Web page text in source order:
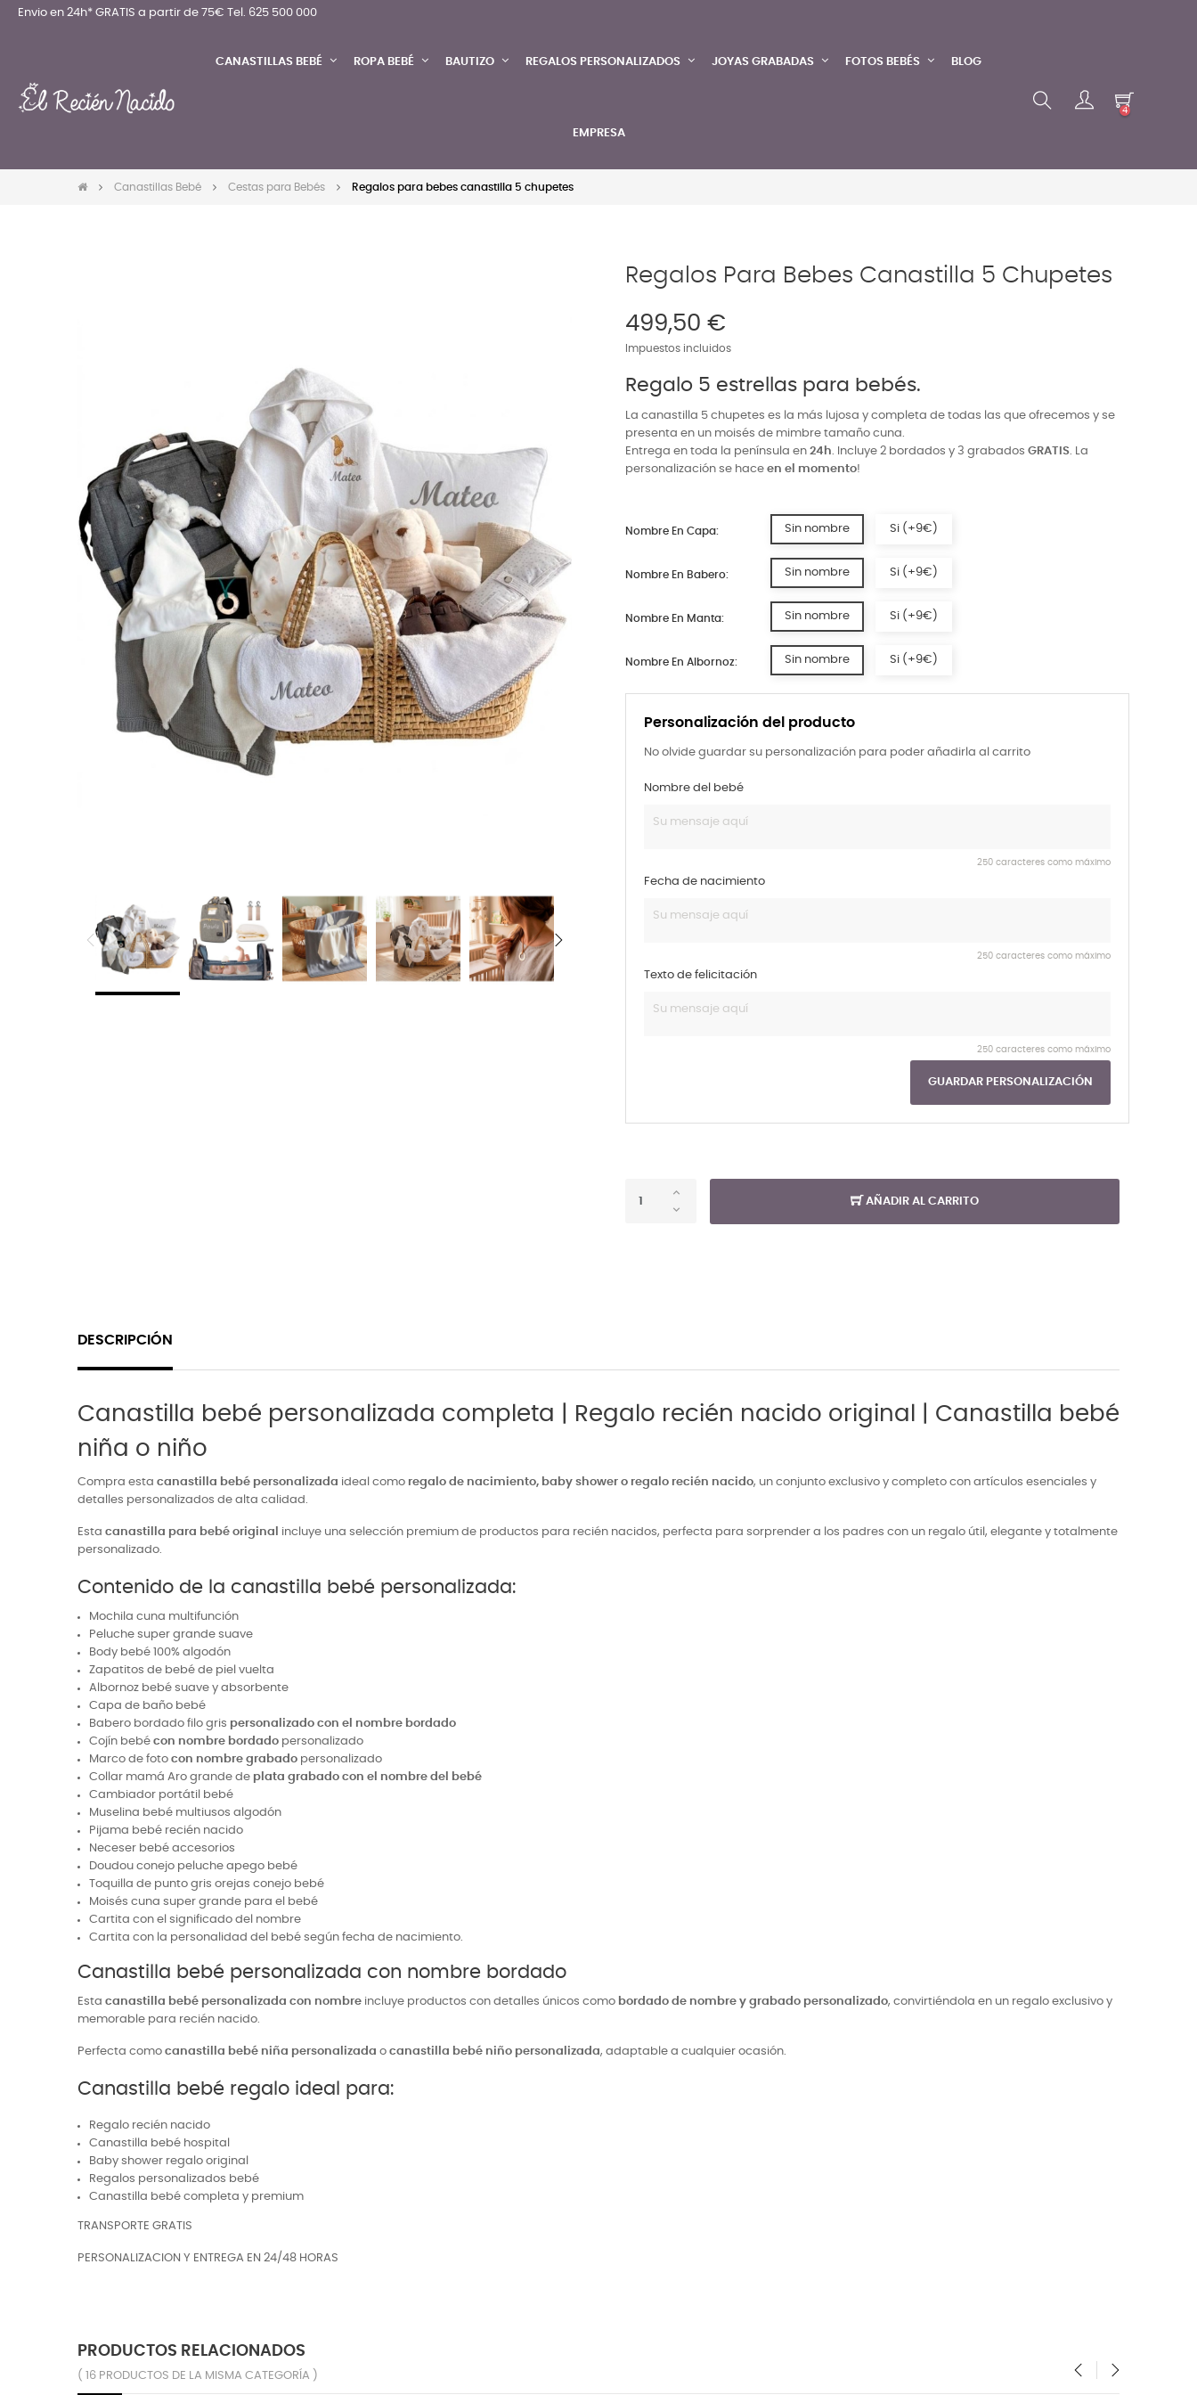
Envio en 24h* GRATIS a partir de 75€ Tel. 625 500 000
CANASTILLAS BEBÉ ROPA BEBÉ BAUTIZO REGALOS PERSONALIZADOS JOYAS GRABADAS FOTOS BEBÉS BLOG
EMPRESA
4
Canastillas Bebé Cestas para Bebés Regalos para bebes canastilla 5 chupetes
Regalos Para Bebes Canastilla 5 Chupetes
499,50 €
Impuestos incluidos
Regalo 5 estrellas para bebés.
La canastilla 5 chupetes es la más lujosa y completa de todas las que ofrecemos y se
presenta en un moisés de mimbre tamaño cuna.
Entrega en toda la península en 24h. Incluye 2 bordados y 3 grabados GRATIS. La
personalización se hace en el momento!
Personalización del producto
No olvide guardar su personalización para poder añadirla al carrito
Nombre del bebé
250 caracteres como máximo
Fecha de nacimiento
250 caracteres como máximo
Texto de felicitación
250 caracteres como máximo
GUARDAR PERSONALIZACIÓN
Nombre En Capa: Sin nombre Si (+9€)
Nombre En Babero: Sin nombre Si (+9€)
Nombre En Manta: Sin nombre Si (+9€)
Nombre En Albornoz: Sin nombre Si (+9€)
AÑADIR AL CARRITO
DESCRIPCIÓN
Canastilla bebé personalizada completa | Regalo recién nacido original | Canastilla bebé
niña o niño
Compra esta canastilla bebé personalizada ideal como regalo de nacimiento, baby shower o regalo recién nacido, un conjunto exclusivo y completo con artículos esenciales y
detalles personalizados de alta calidad.
Esta canastilla para bebé original
incluye una selección premium de productos para recién nacidos, perfecta para sorprender a los padres con un regalo útil, elegante y totalmente
personalizado.
Contenido de la canastilla bebé personalizada:
Mochila cuna multifunción
Peluche super grande suave
Body bebé 100% algodón
Zapatitos de bebé de piel vuelta
Albornoz bebé suave y absorbente
Capa de baño bebé
Babero bordado filo gris personalizado con el nombre bordado
Cojín bebé con nombre bordado personalizado
Marco de foto con nombre grabado personalizado
Collar mamá Aro grande de plata grabado con el nombre del bebé
Cambiador portátil bebé
Muselina bebé multiusos algodón
Pijama bebé recién nacido
Neceser bebé accesorios
Doudou conejo peluche apego bebé
Toquilla de punto gris orejas conejo bebé
Moisés cuna super grande para el bebé
Cartita con el significado del nombre
Cartita con la personalidad del bebé según fecha de nacimiento.
Canastilla bebé personalizada con nombre bordado
Esta canastilla bebé personalizada con nombre incluye productos con detalles únicos como bordado de nombre y grabado personalizado, convirtiéndola en un regalo exclusivo y
memorable para recién nacido.
Perfecta como canastilla bebé niña personalizada o canastilla bebé niño personalizada, adaptable a cualquier ocasión.
Canastilla bebé regalo ideal para:
Regalo recién nacido
Canastilla bebé hospital
Baby shower regalo original
Regalos personalizados bebé
Canastilla bebé completa y premium
TRANSPORTE GRATIS
PERSONALIZACION Y ENTREGA EN 24/48 HORAS
PRODUCTOS RELACIONADOS
( 16 PRODUCTOS DE LA MISMA CATEGORÍA )